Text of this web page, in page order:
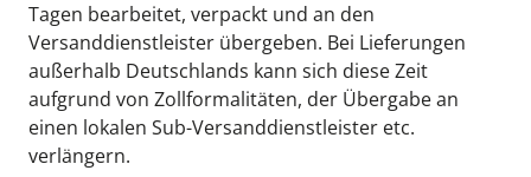
Tagen bearbeitet, verpackt und an den
Versanddienstleister übergeben. Bei Lieferungen
außerhalb Deutschlands kann sich diese Zeit
aufgrund von Zollformalitäten, der Übergabe an
einen lokalen Sub-Versanddienstleister etc.
verlängern.